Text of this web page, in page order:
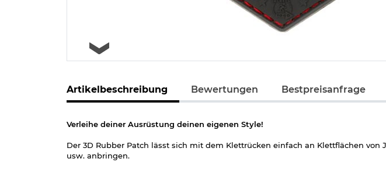
Artikelbeschreibung Bewertungen Bestpreisanfrage
Verleihe deiner Ausrüstung deinen eigenen Style!
Der 3D Rubber Patch lässt sich mit dem Klettrücken einfach an Klettflächen von
usw. anbringen.